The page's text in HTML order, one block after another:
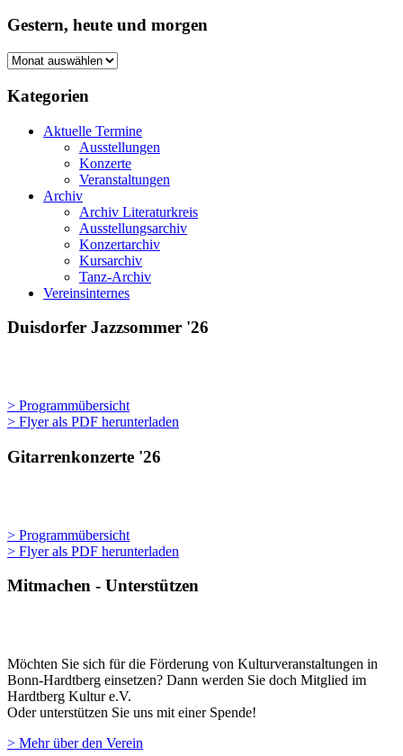
Gestern, heute und morgen
Gestern,
und
morgen
Kategorien
Aktuelle Termine
Ausstellungen
Konzerte
Veranstaltungen
Archiv
Archiv Literaturkreis
Ausstellungsarchiv
Konzertarchiv
Kursarchiv
Tanz-Archiv
Vereinsinternes
Duisdorfer Jazzsommer '26
> Programmübersicht
> Flyer als PDF herunterladen
Gitarrenkonzerte '26
> Programmübersicht
> Flyer als PDF herunterladen
Mitmachen - Unterstützen
Möchten Sie sich für die Förderung von Kulturveranstaltungen in
Bonn-Hardtberg einsetzen? Dann werden Sie doch Mitglied im
Hardtberg Kultur e.V.
Oder unterstützen Sie uns mit einer Spende!
> Mehr über den Verein